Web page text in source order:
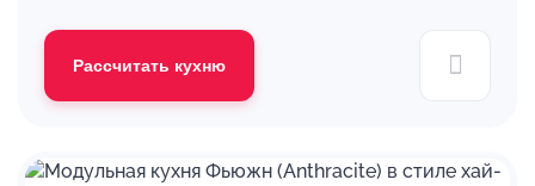
Рассчитать кухню